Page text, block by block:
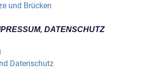
und Brücken
DATENSCHUTZ
Datenschutz